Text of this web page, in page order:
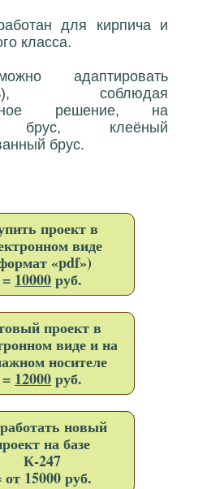
для кирпича и
класса.
адаптировать
соблюдая
решение, на
брус, клеёный
брус.
проект в
виде
«pdf»)
= 10000руб.
проект в
виде и на
носителе
= 12000руб.
новый
на базе
К-247
от 15000 руб.